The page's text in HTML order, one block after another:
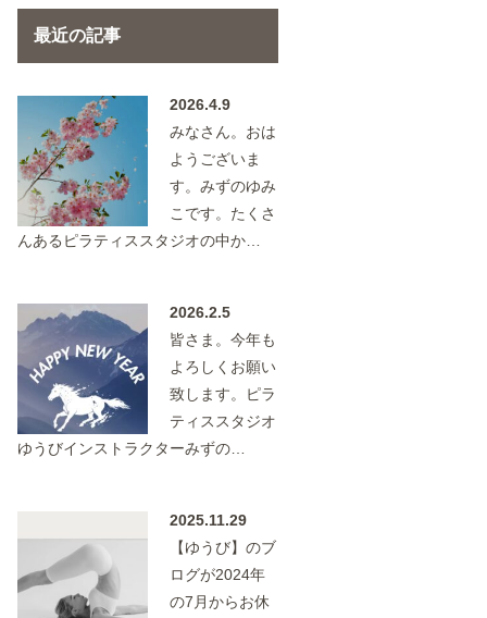
最近の記事
2026.4.9
みなさん。おは
ようございま
す。みずのゆみ
こです。たくさ
んあるピラティススタジオの中か…
2026.2.5
皆さま。今年も
よろしくお願い
致します。ピラ
ティススタジオ
ゆうびインストラクターみずの…
2025.11.29
【ゆうび】のブ
ログが2024年
の7月からお休